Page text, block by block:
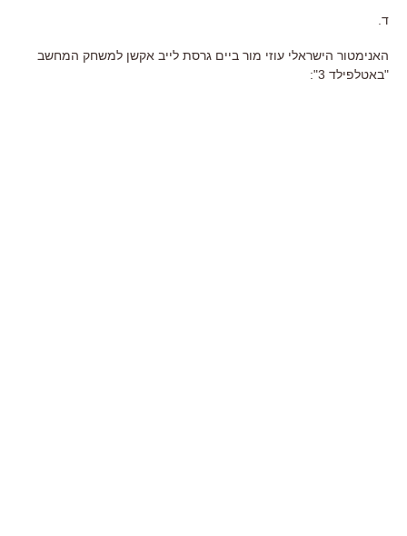
ד.
האנימטור הישראלי עוזי מור ביים גרסת לייב אקשן למשחק המחשב
"באטלפילד 3":